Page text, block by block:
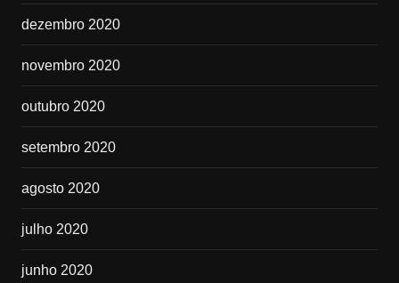
dezembro 2020
novembro 2020
outubro 2020
setembro 2020
agosto 2020
julho 2020
junho 2020